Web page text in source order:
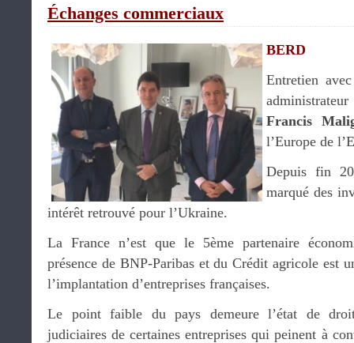
Échanges commerciaux
BERD
Entretien
Francis
l’Europe de
Depuis fin
marqué des
intérêt retrouvé pour l’Ukraine.
La France n’est que le 5ème partenaire
présence de BNP-Paribas et du Crédit agricole est
l’implantation d’entreprises françaises.
Le point faible du pays demeure l’état de
judiciaires de certaines entreprises qui peinent à